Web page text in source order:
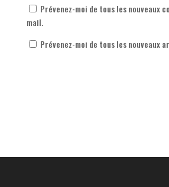
Prévenez-moi de tous les nouveaux
mail.
Prévenez-moi de tous les nouveaux